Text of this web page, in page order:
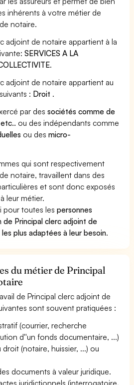
inhérents à votre métier de
notaire.
adjoint de notaire appartient à la
SERVICES A LA
.
adjoint de notaire appartient au
: Droit .
par dessociétés comme de
ou des indépendants comme
ou desmicro-
qui sont respectivement
notaire, travaillent dans des
et sont donc exposés
leur métier.
pour toutes lespersonnes
Principal clerc adjoint de
plus adaptées à leur besoin.
du métier de Principal
de Principal clerc adjoint de
sont souvent pratiquées :
(courrier, recherche
d''un fonds documentaire, ...)
(notaire, huissier, ...) ou
documents à valeur juridique.
juridictionnels (interrogatoire,